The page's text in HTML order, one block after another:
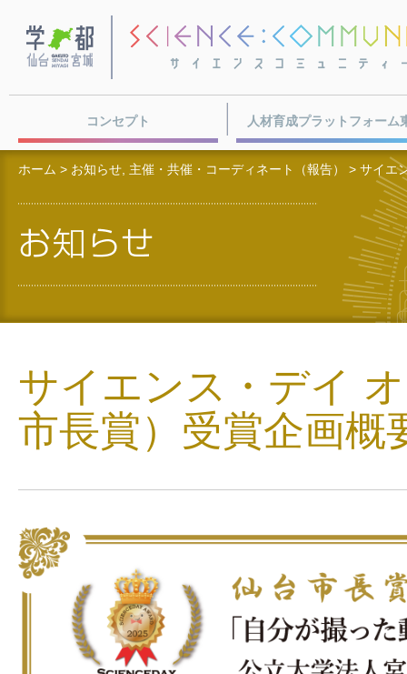
学都・仙台宮城
コンセプト 人材育成プラットフォーム
ホーム > お知らせ 主催・共催・コーディネート（報告） > サイエ
サイエンス・デイ
市長賞）受賞企画概